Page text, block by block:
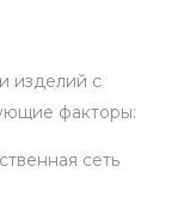
изделий с
факторы:
сеть